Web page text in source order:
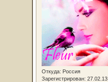
Откуда: Россия
Зарегистрирован: 27.02.13